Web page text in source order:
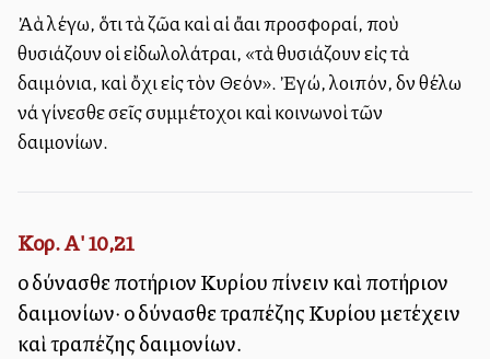
Ἀλλὰ λέγω, ὅτι τὰ ζῶα καὶ αἱ ἄλλαι προσφοραί, ποὺ
θυσιάζουν οἱ εἰδωλολάτραι, «τὰ θυσιάζουν εἰς τὰ
δαιμόνια, καὶ ὄχι εἰς τὸν Θεόν». Ἐγώ, λοιπόν, δὲν θέλω
νά γίνεσθε σεῖς συμμέτοχοι καὶ κοινωνοὶ τῶν
δαιμονίων.
Κορ. Α' 10,21
οὐ δύνασθε ποτήριον Κυρίου πίνειν καὶ ποτήριον
δαιμονίων· οὐ δύνασθε τραπέζης Κυρίου μετέχειν
καὶ τραπέζης δαιμονίων.